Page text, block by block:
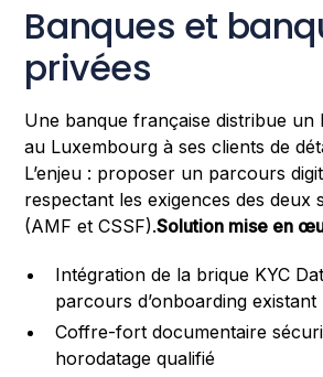
Banques et
privées
Une banque française distribue un
au Luxembourg à ses clients de
L’enjeu : proposer un parcours
respectant les exigences des deux
(AMF et CSSF).Solution mise en
Intégration de la brique KYC
parcours d’onboarding existant
Coffre-fort documentaire
horodatage qualifié